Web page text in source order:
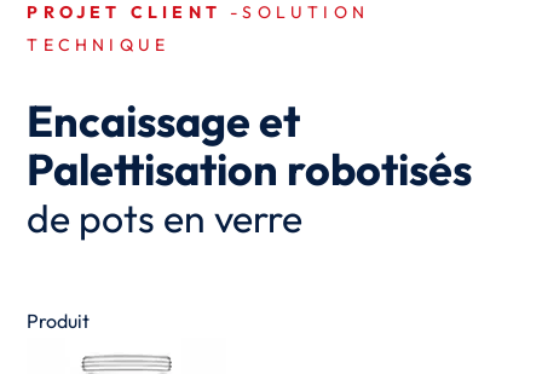
PROJET CLIENT
-SOLUTION
TECHNIQUE
Encaissage et
Palettisation robotisés
de pots en verre
Produit